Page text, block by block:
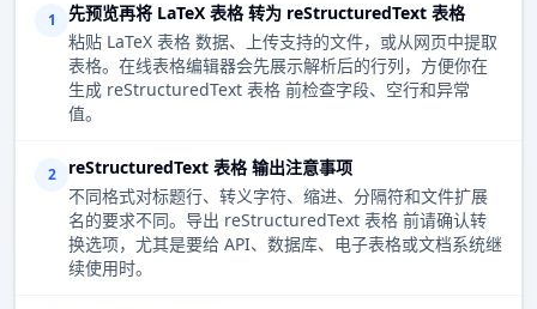
1
先预览再将 LaTeX 表格 转为 reStructuredText 表格
粘贴 LaTeX 表格 数据、上传支持的文件，或从网页中提取
表格。在线表格编辑器会先展示解析后的行列，方便你在
生成 reStructuredText 表格 前检查字段、空行和异常
值。
2
reStructuredText 表格 输出注意事项
不同格式对标题行、转义字符、缩进、分隔符和文件扩展
名的要求不同。导出 reStructuredText 表格 前请确认转
换选项，尤其是要给 API、数据库、电子表格或文档系统继
续使用时。